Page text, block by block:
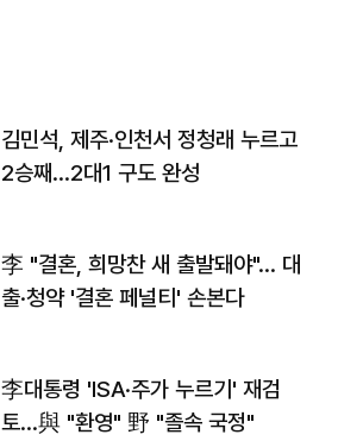
김민석, 제주·인천서 정청래 누르고
2승째…2대1 구도 완성
李 "결혼, 희망찬 새 출발돼야"… 대
출·청약 '결혼 페널티' 손본다
李대통령 'ISA·주가 누르기' 재검
토…與 "환영" 野 "졸속 국정"